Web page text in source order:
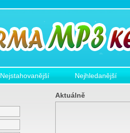
Nejstahovanější Nejhledanější
Aktuálně